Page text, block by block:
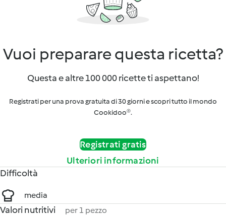
Vuoi preparare questa ricetta?
Questa e altre 100 000 ricette ti aspettano!
Registrati per una prova gratuita di 30 giorni e scopri tutto il mondo
Cookidoo®.
Registrati gratis
Ulteriori informazioni
Difficoltà
media
Valori nutritivi per 1 pezzo